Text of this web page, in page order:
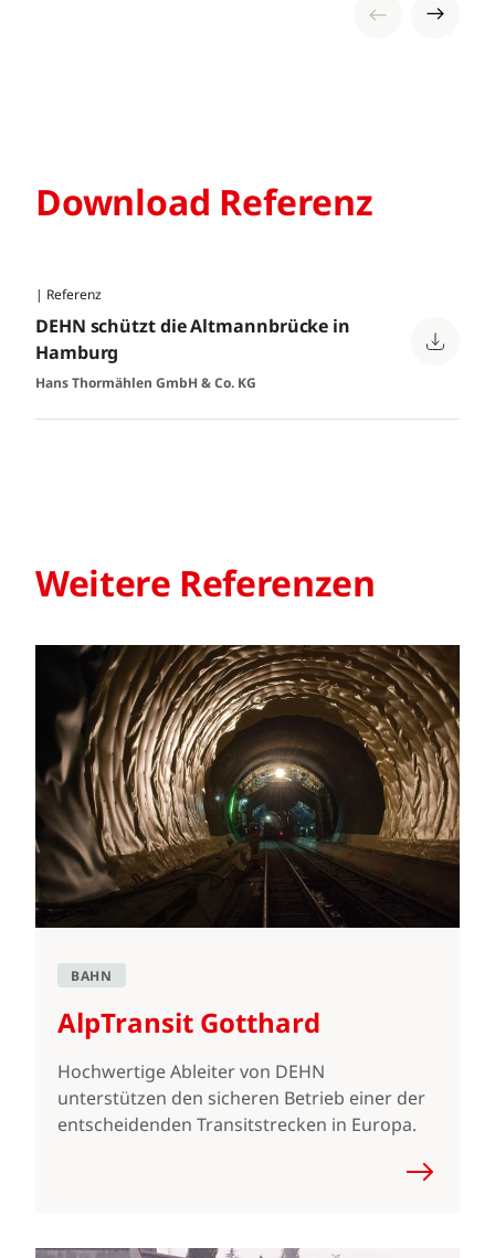
Download Referenz
| Referenz
DEHN schützt die Altmannbrücke in
Hamburg
Hans Thormählen GmbH & Co. KG
Weitere Referenzen
BAHN
AlpTransit Gotthard
Hochwertige Ableiter von DEHN
unterstützen den sicheren Betrieb einer der
entscheidenden Transitstrecken in Europa.